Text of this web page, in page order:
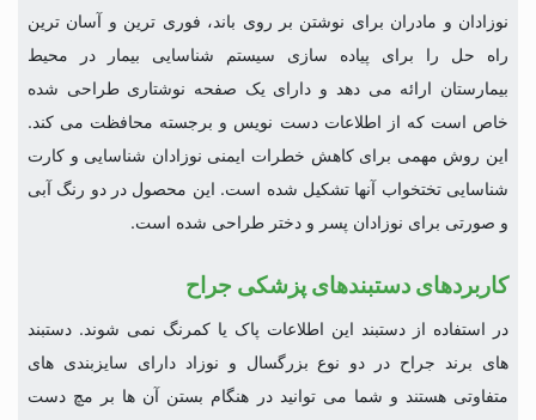
نوزادان و مادران برای نوشتن بر روی باند، فوری ترین و آسان ترین
راه حل را برای پیاده سازی سیستم شناسایی بیمار در محیط
بیمارستان ارائه می دهد و دارای یک صفحه نوشتاری طراحی شده
خاص است که از اطلاعات دست نویس و برجسته محافظت می کند.
این روش مهمی برای کاهش خطرات ایمنی نوزادان شناسایی و کارت
شناسایی تختخواب آنها تشکیل شده است. این محصول در دو رنگ آبی
و صورتی برای نوزادان پسر و دختر طراحی شده است.
کاربردهای دستبندهای پزشکی جراح
در استفاده از دستبند این اطلاعات پاک یا کمرنگ نمی شوند. دستبند
های برند جراح در دو نوع بزرگسال و نوزاد دارای سایزبندی های
متفاوتی هستند و شما می توانید در هنگام بستن آن ها بر مچ دست